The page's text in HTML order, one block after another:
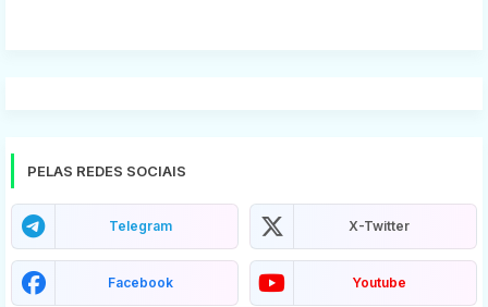
PELAS REDES SOCIAIS
Telegram X-Twitter
Facebook Youtube